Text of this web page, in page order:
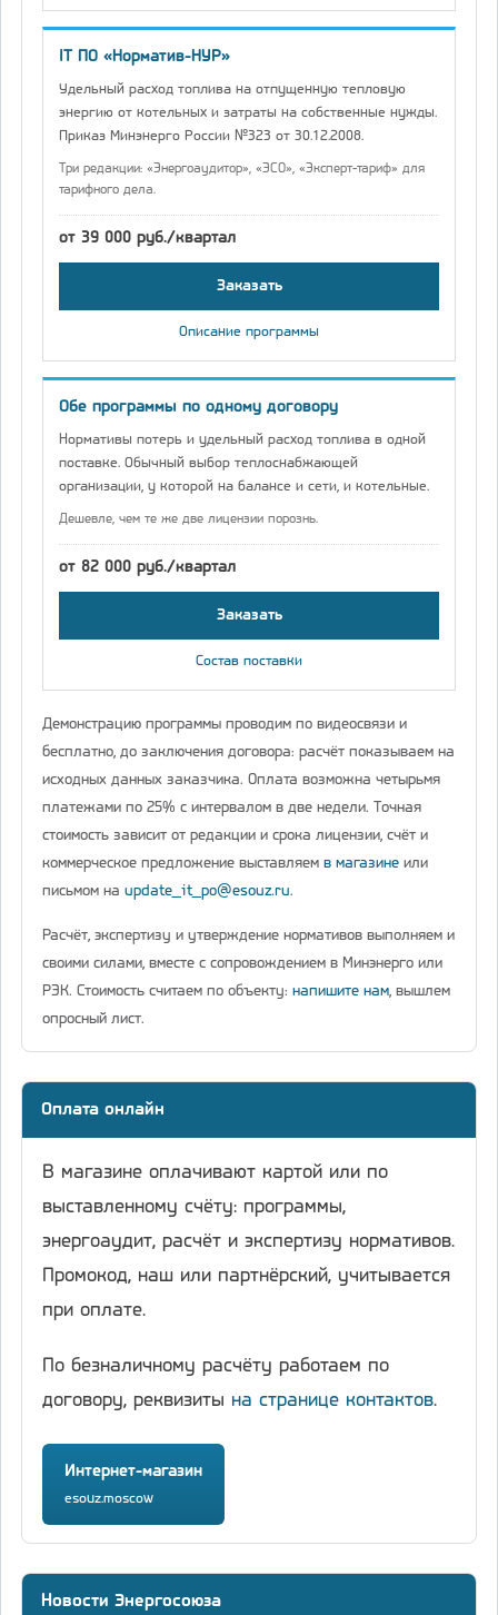
IT ПО «Норматив-НУР»
Удельный расход топлива на отпущенную тепловую
энергию от котельных и затраты на собственные нужды.
Приказ Минэнерго России №323 от 30.12.2008.
Три редакции: «Энергоаудитор», «ЭСО», «Эксперт-тариф» для
тарифного дела.
от 39 000 руб./квартал
Заказать
Описание программы
Обе программы по одному договору
Нормативы потерь и удельный расход топлива в одной
поставке. Обычный выбор теплоснабжающей
организации, у которой на балансе и сети, и котельные.
Дешевле, чем те же две лицензии порознь.
от 82 000 руб./квартал
Заказать
Состав поставки
Демонстрацию программы проводим по видеосвязи и
бесплатно, до заключения договора: расчёт показываем на
исходных данных заказчика. Оплата возможна четырьмя
платежами по 25% с интервалом в две недели. Точная
стоимость зависит от редакции и срока лицензии, счёт и
коммерческое предложение выставляем в магазине или
письмом на update_it_po@esouz.ru.
Расчёт, экспертизу и утверждение нормативов выполняем и
своими силами, вместе с сопровождением в Минэнерго или
РЭК. Стоимость считаем по объекту: напишите нам, вышлем
опросный лист.
Оплата онлайн
В магазине оплачивают картой или по
выставленному счёту: программы,
энергоаудит, расчёт и экспертизу нормативов.
Промокод, наш или партнёрский, учитывается
при оплате.
По безналичному расчёту работаем по
договору, реквизиты на странице контактов.
Интернет-магазин
esouz.moscow
Новости Энергосоюза